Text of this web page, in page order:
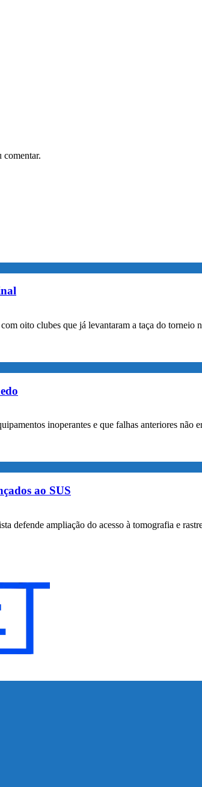
comentar.
oito clubes que já levantaram a taça do
inoperantes e que falhas anteriores
ao SUS
defende ampliação do acesso à tomografia e